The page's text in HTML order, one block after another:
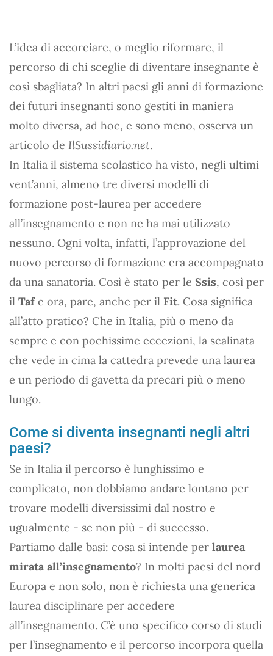
L’idea di accorciare, o meglio riformare, il
percorso di chi sceglie di diventare insegnante è
così sbagliata? In altri paesi gli anni di formazione
dei futuri insegnanti sono gestiti in maniera
molto diversa, ad hoc, e sono meno, osserva un
articolo de IlSussidiario.net.
In Italia il sistema scolastico ha visto, negli ultimi
vent’anni, almeno tre diversi modelli di
formazione post-laurea per accedere
all’insegnamento e non ne ha mai utilizzato
nessuno. Ogni volta, infatti, l’approvazione del
nuovo percorso di formazione era accompagnato
da una sanatoria. Così è stato per le Ssis, così per
il Tafe ora, pare, anche per il Fit. Cosa significa
all’atto pratico? Che in Italia, più o meno da
sempre e con pochissime eccezioni, la scalinata
che vede in cima la cattedra prevede una laurea
e un periodo di gavetta da precari più o meno
lungo.
Come si diventa insegnanti negli altri
paesi?
Se in Italia il percorso è lunghissimo e
complicato, non dobbiamo andare lontano per
trovare modelli diversissimi dal nostro e
ugualmente - se non più - di successo.
Partiamo dalle basi: cosa si intende per laurea
mirata all’insegnamento? In molti paesi del nord
Europa e non solo, non è richiesta una generica
laurea disciplinare per accedere
all’insegnamento. C’è uno specifico corso di studi
per l’insegnamento e il percorso incorpora quella